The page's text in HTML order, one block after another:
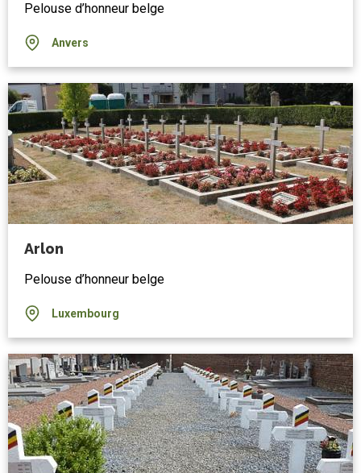
Pelouse d’honneur belge
Anvers
Arlon
Pelouse d’honneur belge
Luxembourg